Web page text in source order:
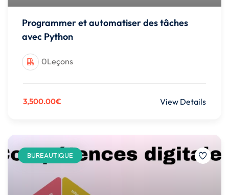
Programmer et automatiser des tâches
avec Python
0Leçons
3,500.00€ View Details
BUREAUTIQUE